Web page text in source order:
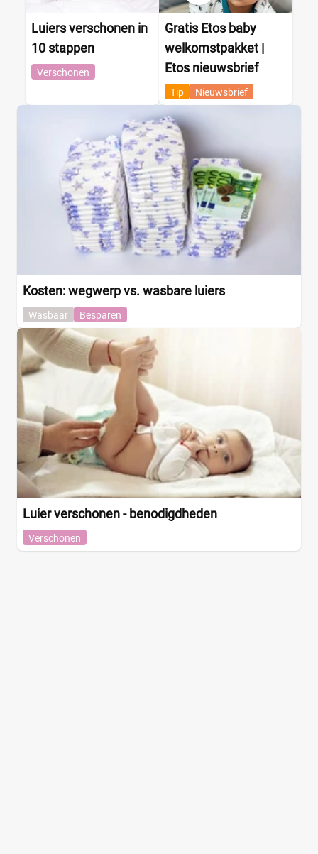
Luiers verschonen in
10 stappen
Verschonen
Gratis Etos baby
welkomstpakket |
Etos nieuwsbrief
Tip Nieuwsbrief
Kosten: wegwerp vs. wasbare luiers
Wasbaar Besparen
Luier verschonen - benodigdheden
Verschonen